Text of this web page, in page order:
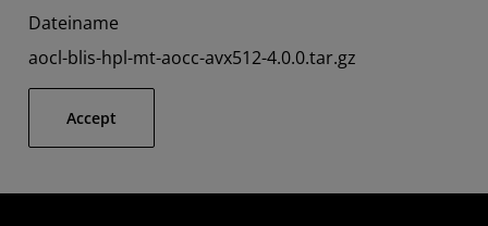
Dateiname
aocl-blis-hpl-mt-aocc-avx512-4.0.0.tar.gz
Accept